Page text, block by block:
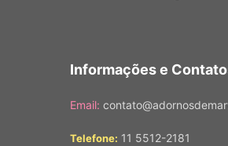
Informações e
Email:
Telefone: 11 5512-2181